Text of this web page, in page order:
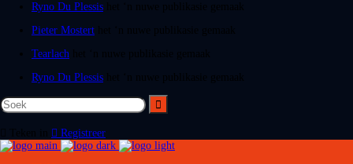
Ryno Du Plessis
Pieter Mostert
Tearlach
Ryno Du Plessis
Registreer